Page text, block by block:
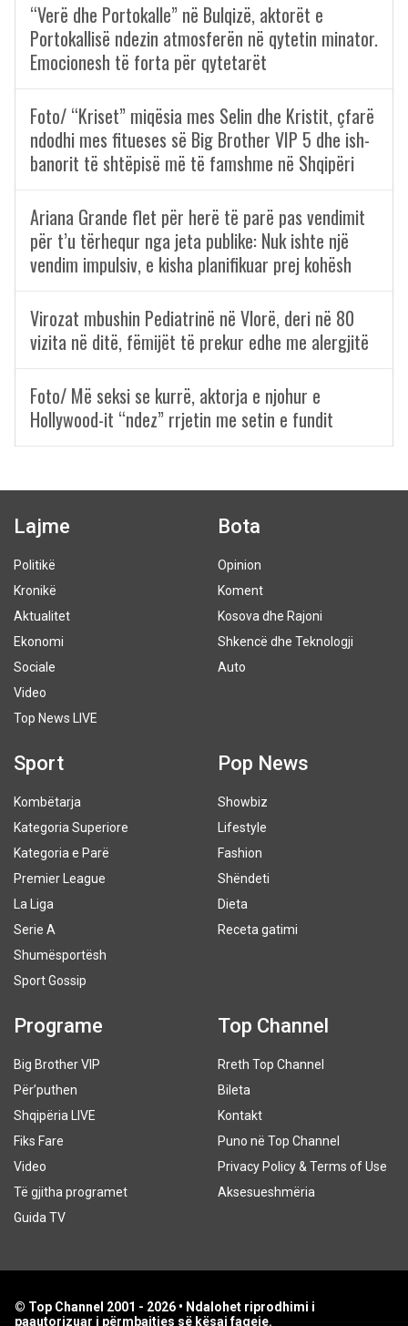
“Verë dhe Portokalle” në Bulqizë, aktorët e
Portokallisë ndezin atmosferën në qytetin minator.
Emocionesh të forta për qytetarët
Foto/ “Kriset” miqësia mes Selin dhe Kristit, çfarë
ndodhi mes fitueses së Big Brother VIP 5 dhe ish-
banorit të shtëpisë më të famshme në Shqipëri
Ariana Grande flet për herë të parë pas vendimit
për t’u tërhequr nga jeta publike: Nuk ishte një
vendim impulsiv, e kisha planifikuar prej kohësh
Virozat mbushin Pediatrinë në Vlorë, deri në 80
vizita në ditë, fëmijët të prekur edhe me alergjitë
Foto/ Më seksi se kurrë, aktorja e njohur e
Hollywood-it “ndez” rrjetin me setin e fundit
Lajme
Politikë
Kronikë
Aktualitet
Ekonomi
Sociale
Video
Top News LIVE
Bota
Opinion
Koment
Kosova dhe Rajoni
Shkencë dhe Teknologji
Auto
Sport
Kombëtarja
Kategoria Superiore
Kategoria e Parë
Premier League
La Liga
Serie A
Shumësportësh
Sport Gossip
Pop News
Showbiz
Lifestyle
Fashion
Shëndeti
Dieta
Receta gatimi
Programe
Big Brother VIP
Për’puthen
Shqipëria LIVE
Fiks Fare
Video
Të gjitha programet
Guida TV
Top Channel
Rreth Top Channel
Bileta
Kontakt
Puno në Top Channel
Privacy Policy & Terms of Use
Aksesueshmëria
© Top Channel 2001 - 2026 • Ndalohet riprodhimi i
paautorizuar i përmbajtjes së kësaj faqeje.